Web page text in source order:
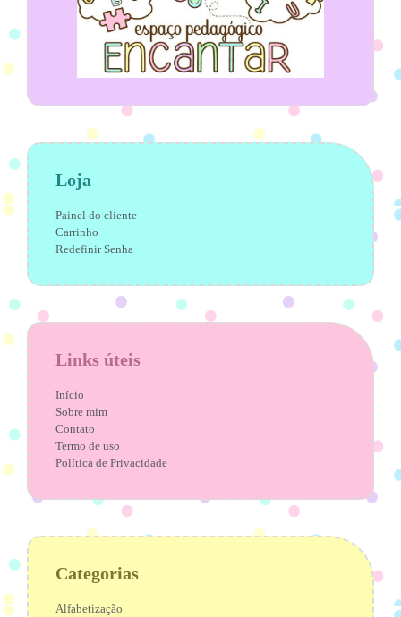
Loja
Painel do cliente
Carrinho
Redefinir Senha
Links úteis
Início
Sobre mim
Contato
Termo de uso
Política de Privacidade
Categorias
Alfabetização